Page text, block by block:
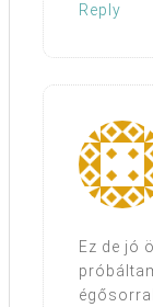
Reply
Ez de jó